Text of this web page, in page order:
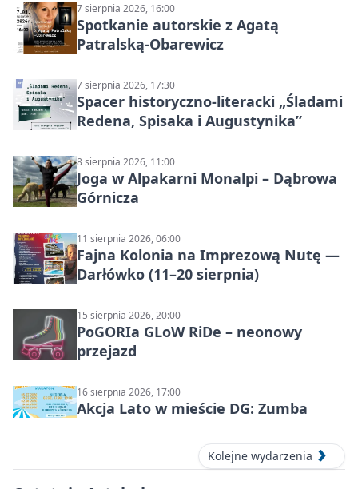
7 sierpnia 2026, 16:00
Spotkanie autorskie z Agatą
Patralską-Obarewicz
7 sierpnia 2026, 17:30
Spacer historyczno-literacki „Śladami
Redena, Spisaka i Augustynika”
8 sierpnia 2026, 11:00
Joga w Alpakarni Monalpi – Dąbrowa
Górnicza
11 sierpnia 2026, 06:00
Fajna Kolonia na Imprezową Nutę —
Darłówko (11–20 sierpnia)
15 sierpnia 2026, 20:00
PoGORIa GLoW RiDe – neonowy
przejazd
16 sierpnia 2026, 17:00
Akcja Lato w mieście DG: Zumba
Kolejne wydarzenia